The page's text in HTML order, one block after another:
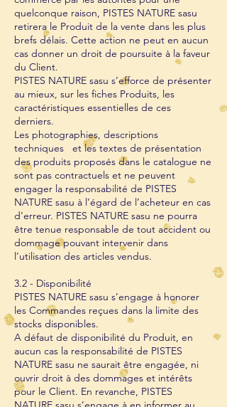
quelconque raison, PISTES NATURE sasu
retirera le Produit de la vente dans les plus
brefs délais. Cette action ne peut en aucun
cas donner un droit de poursuite à la faveur
du Client.
PISTES NATURE sasu s’efforce de présenter
au mieux, sur les fiches Produits, les
caractéristiques essentielles de ces
derniers.
Les photographies, descriptions
techniques et les textes de présentation
des produits proposés dans le catalogue ne
sont pas contractuels et ne peuvent
engager la responsabilité de PISTES
NATURE sasu à l’égard de l’acheteur en cas
d’erreur. PISTES NATURE sasu ne pourra
être tenue responsable de tout accident ou
dommage pouvant intervenir dans
l’utilisation des articles vendus.
3.2 - Disponibilité
PISTES NATURE sasu s’engage à honorer
les Commandes reçues dans la limite des
stocks disponibles.
A défaut de disponibilité du Produit, en
aucun cas la responsabilité de PISTES
NATURE sasu ne saurait être engagée, ni
ouvrir droit à des dommages et intérêts
pour le Client. En revanche, PISTES